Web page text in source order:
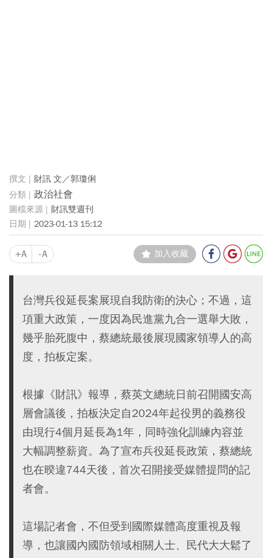
財訊 文／郭瓊俐
政治社會
財訊雙週刊
2023-01-13 15:12
+A -A 加入收藏
台灣兵役延長案展現自我防衛的決心；不過，這
項重大政策，一度因為民進黨九合一選舉大敗，
幾乎胎死腹中，蔡總統最後展現國家領導人的高
度，拍板定案。
根據《財訊》報導，蔡英文總統日前召開國安高
層會議後，拍板決定自2024年起役男的義務役
由現行4個月延長為1年，同時強化訓練內容並
大幅調整薪資。為了宣布兵役延長政策，蔡總統
也在暌違744天後，首次召開接受媒體提問的記
者會。
這場記者會，不但受到國際媒體高度重視及報
導，也讓國內國防領域相關人士、民代大大鬆了